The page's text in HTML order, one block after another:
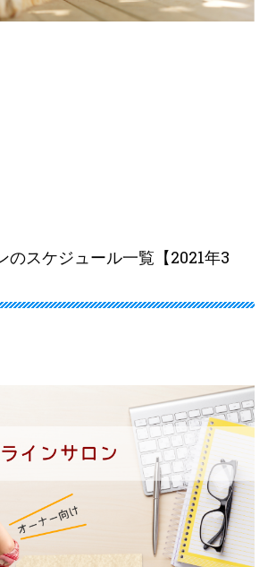
のスケジュール一覧【2021年3